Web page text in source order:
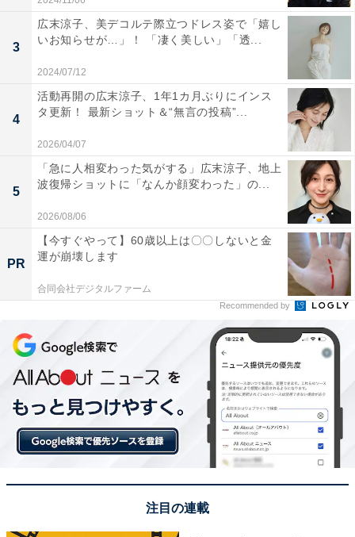
3
広末涼子、美デコルテ際立つドレス姿で「嬉し
いお知らせが…」！ 「凄く美しい」「透...
2024/07/12
4
活動再開の広末涼子、1年1カ月ぶりにインス
タ更新！ 最新ショット＆“無言の投稿”...
2026/04/07
5
「急に人相変わった気がする」広末涼子、地上
波復帰ショットに「なんか顔変わった」の...
2026/08/06
PR
【今すぐやって】60歳以上は〇〇しないと金
運が崩壊します
合同会社デジタルファーム
Recommended by
注目の連載